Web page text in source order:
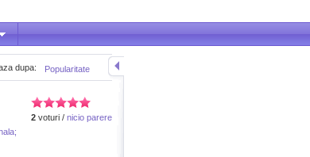
Popularitate
dupa:
2 voturi / nicio parere